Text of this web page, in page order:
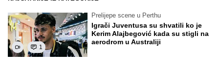
1
Prelijepe scene u Perthu
Igrači Juventusa su shvatili ko je
Kerim Alajbegović kada su stigli na
aerodrom u Australiji